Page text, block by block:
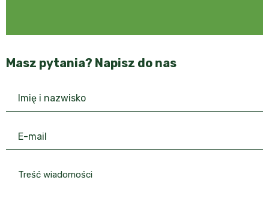
Masz pytania? Napisz do nas